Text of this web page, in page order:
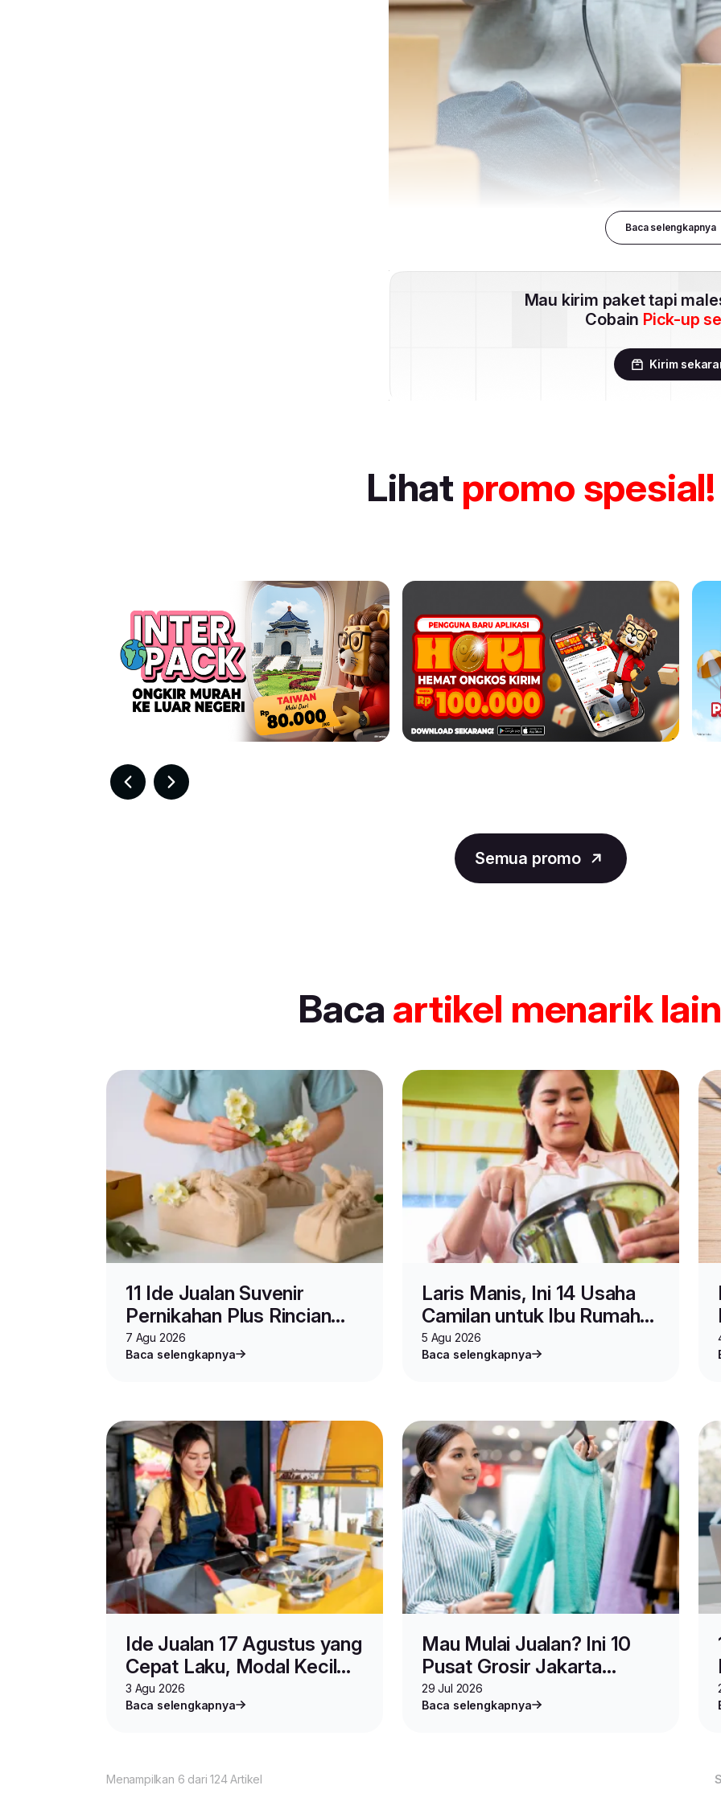
Baca selengkapnya
Mau kirim paket tapi
Cobain Pick-up
Kirim
Lihat promo spesial!
Semua promo
Baca artikel menarik
11 Ide Jualan Suvenir
Pernikahan Plus Rincian
Modalnya
7 Agu 2026
Baca selengkapnya
Laris Manis, Ini 14 Usaha
Camilan untuk Ibu Rumah
Tangga yang Wajib Dicoba
5 Agu 2026
Baca selengkapnya
Ide Jualan 17 Agustus yang
Cepat Laku, Modal Kecil
Untung Besar
3 Agu 2026
Baca selengkapnya
Mau Mulai Jualan? Ini 10
Pusat Grosir Jakarta
Terlengkap yang Wajib
Dikunjungi Seller
29 Jul 2026
Baca selengkapnya
Menampilkan 6 dari 124 Artikel